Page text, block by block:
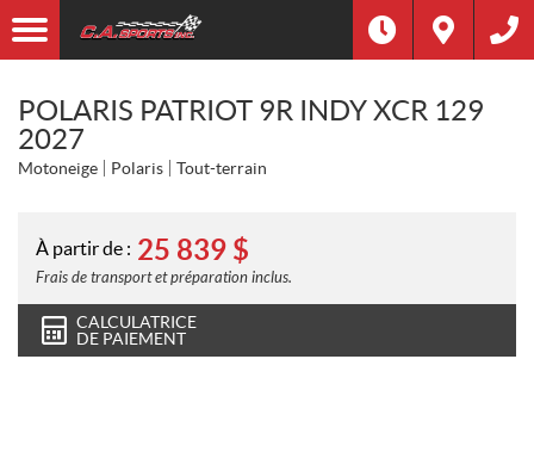
POLARIS PATRIOT 9R INDY XCR 129
2027
Motoneige Polaris Tout-terrain
À partir de : 25 839 $
Frais de transport et préparation inclus.
CALCULATRICE
DE PAIEMENT